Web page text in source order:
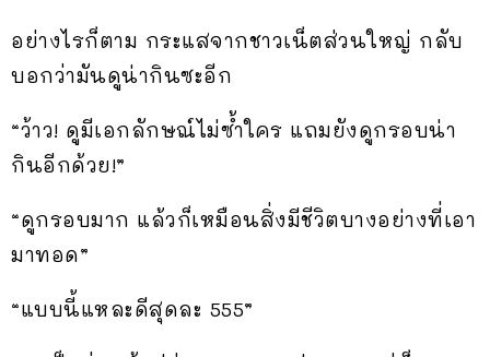
อย่างไรก็ตาม กระแสจากชาวเน็ตส่วนใหญ่ กลับ
บอกว่ามันดูน่ากินซะอีก
“ว้าว! ดูมีเอกลักษณ์ไม่ซ้ำใคร แถมยังดูกรอบน่า
กินอีกด้วย!”
“ดูกรอบมาก แล้วก็เหมือนสิ่งมีชีวิตบางอย่างที่เอา
มาทอด”
“แบบนี้แหละดีสุดละ 555”